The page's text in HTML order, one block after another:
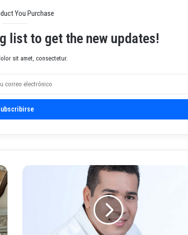
You Purchase
list to get the new updates!
sit amet, consectetur.
D